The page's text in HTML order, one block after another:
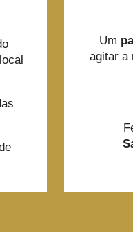
Um
agitar a